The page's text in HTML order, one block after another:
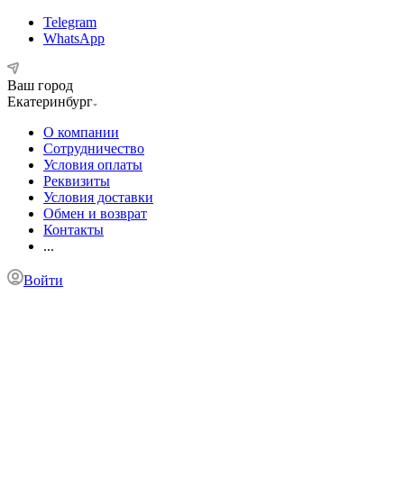
Telegram
WhatsApp
Ваш город
Екатеринбург
О компании
Сотрудничество
Условия оплаты
Реквизиты
Условия доставки
Обмен и возврат
Контакты
...
Войти